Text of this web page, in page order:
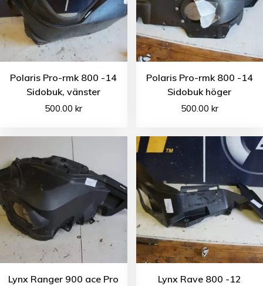
Polaris Pro-rmk 800 -14
Sidobuk, vänster
500.00kr
Polaris Pro-rmk 800 -14
Sidobuk höger
500.00 kr
Lynx Ranger 900 ace Pro
Lynx Rave 800 -12